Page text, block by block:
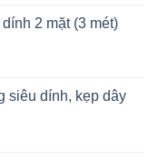
2 mặt (3 mét)
siêu dính, kẹp dây